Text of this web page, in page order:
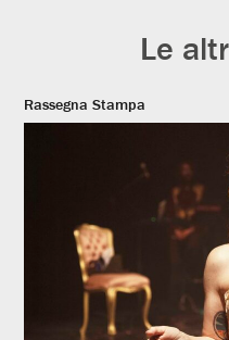
Le
Rassegna Stampa